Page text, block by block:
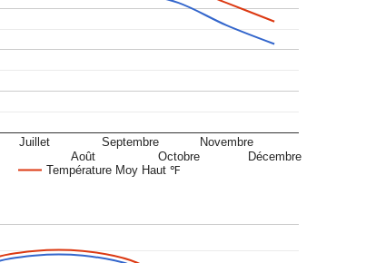
Température Moy Haut ℉
Juillet
Août
Septembre
Octobre
Novembre
Décembre